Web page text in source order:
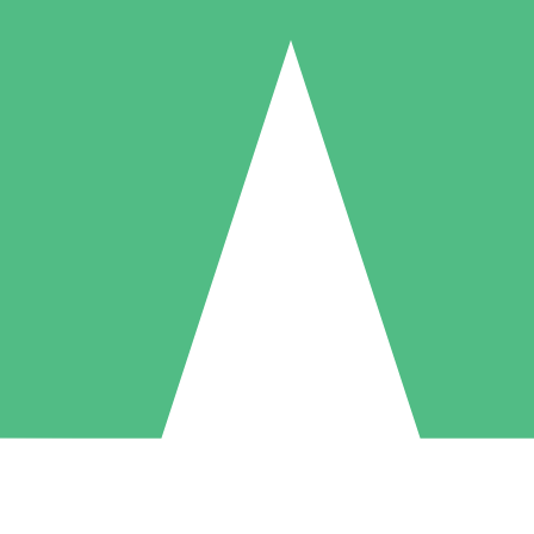
Individuele Creditpakketten
per gebruik met downloadtegoeden. Geen maandelijkse verplichting
5 Downloaden
US$